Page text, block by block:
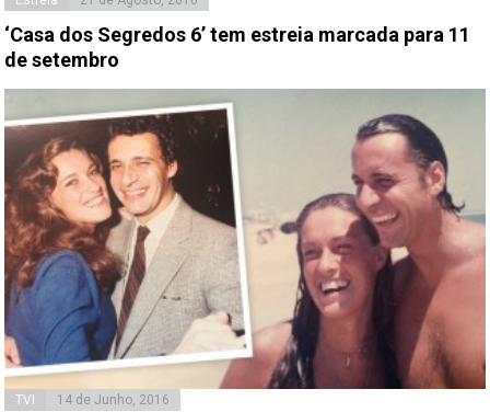
‘Casa dos Segredos 6’ tem estreia marcada para 11
de setembro
TVI 14 de Junho, 2016